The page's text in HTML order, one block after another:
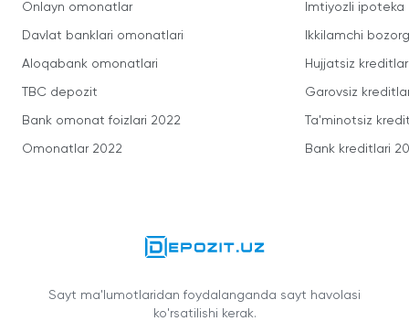
Onlayn omonatlar
Davlat banklari omonatlari
Aloqabank omonatlari
TBC depozit
Bank omonat foizlari 2022
Omonatlar 2022
Imtiyozli ipoteka
Ikkilamchi
Hujjatsiz kreditlar
Garovsiz
Ta'minotsiz
Bank kreditlari
Sayt ma'lumotlaridan foydalanganda sayt havolasi
ko'rsatilishi kerak.